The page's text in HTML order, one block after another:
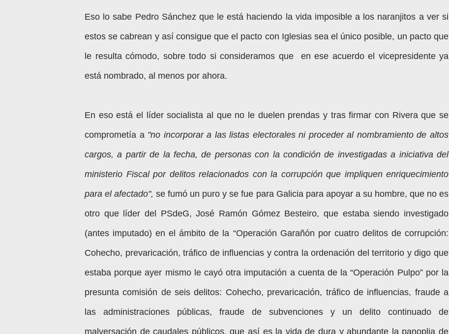
Eso lo sabe Pedro Sánchez que le está haciendo la vida imposible a los naranjitos a ver si
estos se cabrean y así consigue que el pacto con Iglesias sea el único posible, un pacto que
le resulta cómodo, sobre todo si consideramos que en ese acuerdo el vicepresidente ya
está nombrado, al menos por ahora.
En eso está el líder socialista al que no le duelen prendas y tras firmar con Rivera que se
comprometía a "no incorporar a las listas electorales ni proceder al nombramiento de altos
cargos, a partir de la fecha, de personas con la condición de investigadas a iniciativa del
ministerio Fiscal por delitos relacionados con la corrupción que impliquen enriquecimiento
para el afectado", se fumó un puro y se fue para Galicia para apoyar a su hombre, que no es
otro que líder del PSdeG, José Ramón Gómez Besteiro, que estaba siendo investigado
(antes imputado) en el ámbito de la “Operación Garañón por cuatro delitos de corrupción:
Cohecho, prevaricación, tráfico de influencias y contra la ordenación del territorio y digo que
estaba porque ayer mismo le cayó otra imputación a cuenta de la “Operación Pulpo” por la
presunta comisión de seis delitos: Cohecho, prevaricación, tráfico de influencias, fraude a
las administraciones públicas, fraude de subvenciones y un delito continuado de
malversación de caudales públicos, que así es la vida de dura y abundante la panoplia de